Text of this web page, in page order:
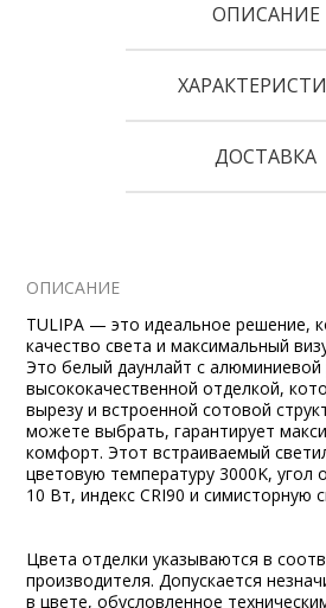
ОПИСАНИЕ
ДОСТАВКА
ОПИСАНИЕ
TULIPA — это идеальное решение,
качество света и максимальный
Это белый даунлайт с
высококачественной отделкой,
вырезу и встроенной сотовой
можете выбрать, гарантирует
комфорт. Этот встраиваемый
цветовую температуру 3000K, угол
10 Вт, индекс CRI90 и симисторную
Цвета отделки указываются в
производителя. Допускается
в цвете, обусловленное